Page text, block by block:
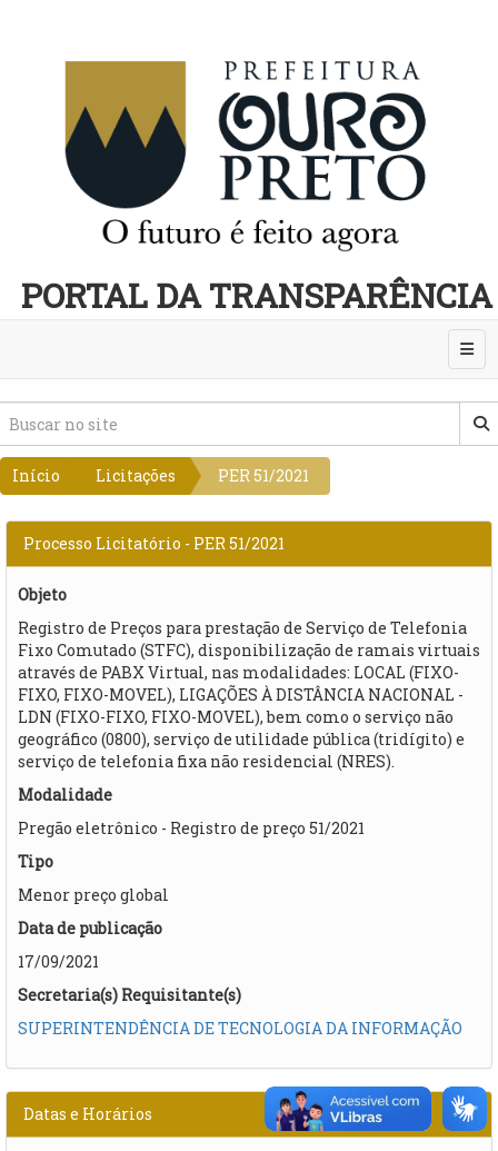
PORTAL DA TRANSPARÊNCIA
Início Licitações PER 51/2021
Processo Licitatório - PER 51/2021
Objeto
Registro de Preços para prestação de Serviço de Telefonia
Fixo Comutado (STFC), disponibilização de ramais virtuais
através de PABX Virtual, nas modalidades: LOCAL (FIXO-
FIXO, FIXO-MOVEL), LIGAÇÕES À DISTÂNCIA NACIONAL -
LDN (FIXO-FIXO, FIXO-MOVEL), bem como o serviço não
geográfico (0800), serviço de utilidade pública (tridígito) e
serviço de telefonia fixa não residencial (NRES). ​
Modalidade
Pregão eletrônico - Registro de preço 51/2021
Tipo
Menor preço global
Data de publicação
17/09/2021
Secretaria(s) Requisitante(s)
SUPERINTENDÊNCIA DE TECNOLOGIA DA INFORMAÇÃO
Datas e Horários